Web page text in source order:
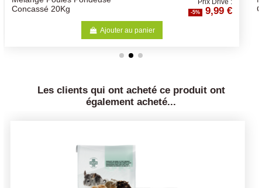
Prix Drive :
9,99 €
Concassé 20 kg
Ajouter au panier
Les clients qui ont acheté ce produit ont
également acheté...